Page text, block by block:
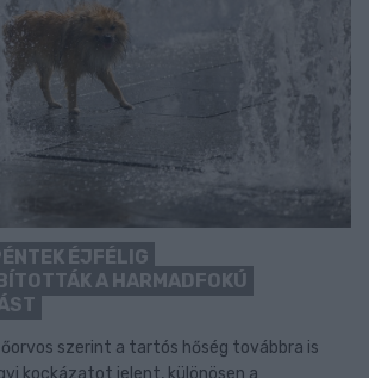
ÉJFÉLIG
A HARMADFOKÚ
szerint a tartós hőség továbbra is